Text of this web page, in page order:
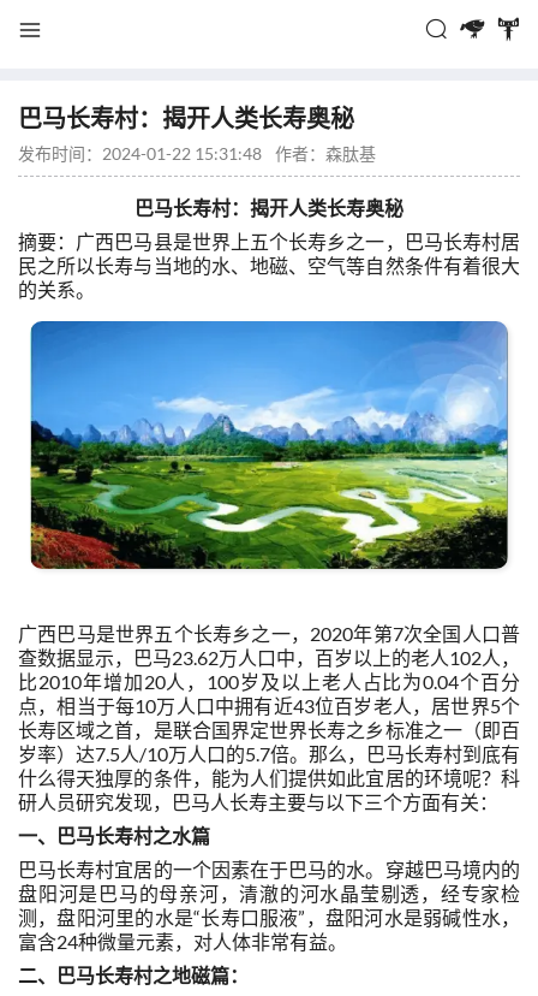
巴马长寿村：揭开人类长寿奥秘
发布时间：2024-01-22 15:31:48 作者： 森肽基
巴马长寿村：揭开人类长寿奥秘
摘要：广西巴马县是世界上五个长寿乡之一，巴马长寿村居
民之所以长寿与当地的水、地磁、空气等自然条件有着很大
的关系。
广西巴马是世界五个长寿乡之一，2020年第7次全国人口普
查数据显示，巴马23.62万人口中，百岁以上的老人102人，
比2010年增加20人，100岁及以上老人占比为0.04个百分
点，相当于每10万人口中拥有近43位百岁老人，居世界5个
长寿区域之首，是联合国界定世界长寿之乡标准之一（即百
岁率）达7.5人/10万人口的5.7倍。那么，巴马长寿村到底有
什么得天独厚的条件，能为人们提供如此宜居的环境呢？科
研人员研究发现，巴马人长寿主要与以下三个方面有关：
一、
巴马长寿村之水篇
巴马长寿村宜居的一个因素在于巴马的水。穿越巴马境内的
盘阳河是巴马的母亲河，清澈的河水晶莹剔透，经专家检
测，盘阳河里的水是“长寿口服液”，盘阳河水是弱碱性水，
富含24种微量元素，对人体非常有益。
二、
巴马长寿村之地磁篇：